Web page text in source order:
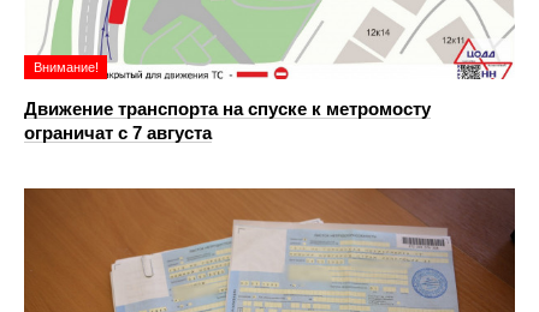
Внимание!
Движение транспорта на спуске к метромосту
ограничат с 7 августа